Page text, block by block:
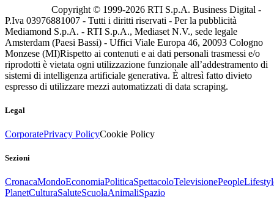
Copyright © 1999-2026 RTI S.p.A. Business Digital -
P.Iva 03976881007 - Tutti i diritti riservati - Per la pubblicità
Mediamond S.p.A. - RTI S.p.A., Mediaset N.V., sede legale
Amsterdam (Paesi Bassi) - Uffici Viale Europa 46, 20093 Cologno
Monzese (MI)Rispetto ai contenuti e ai dati personali trasmessi e/o
riprodotti è vietata ogni utilizzazione funzionale all’addestramento di
sistemi di intelligenza artificiale generativa. È altresì fatto divieto
espresso di utilizzare mezzi automatizzati di data scraping.
Legal
CorporatePrivacy PolicyCookie Policy
Sezioni
CronacaMondoEconomiaPoliticaSpettacoloTelevisionePeople
PlanetCulturaSaluteScuolaAnimaliSpazio